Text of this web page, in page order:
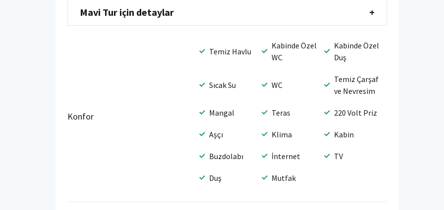
Mavi Tur için detaylar +
Konfor
Temiz Havlu
Kabinde Özel
WC
Kabinde Özel
Duş
Sıcak Su WC
Temiz Çarşaf
ve Nevresim
Mangal Teras 220 Volt Priz
Aşçı Klima Kabin
Buzdolabı İnternet TV
Duş Mutfak